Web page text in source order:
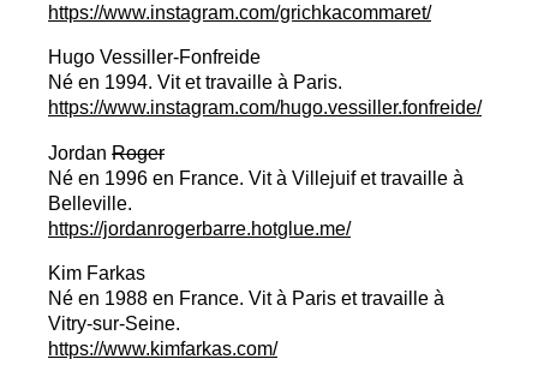
https://www.instagram.com/grichkacommaret/
Hugo Vessiller-Fonfreide
Né en 1994. Vit et travaille à Paris.
https://www.instagram.com/hugo.vessiller.fonfreide/
Jordan Roger
Né en 1996 en France. Vit à Villejuif et travaille à
Belleville.
https://jordanrogerbarre.hotglue.me/
Kim Farkas
Né en 1988 en France. Vit à Paris et travaille à
Vitry-sur-Seine.
https://www.kimfarkas.com/